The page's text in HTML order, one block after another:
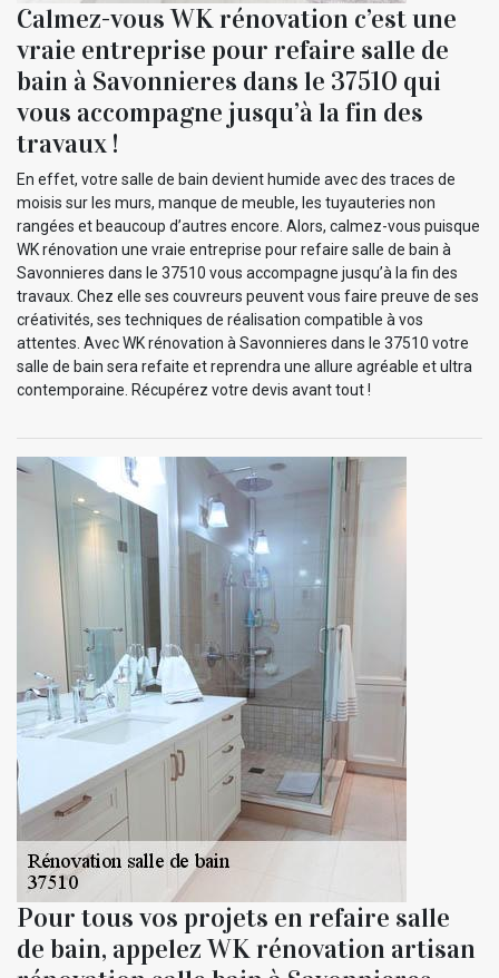
Calmez-vous WK rénovation c’est une
vraie entreprise pour refaire salle de
bain à Savonnieres dans le 37510 qui
vous accompagne jusqu’à la fin des
travaux !
En effet, votre salle de bain devient humide avec des traces de
moisis sur les murs, manque de meuble, les tuyauteries non
rangées et beaucoup d’autres encore. Alors, calmez-vous puisque
WK rénovation une vraie entreprise pour refaire salle de bain à
Savonnieres dans le 37510 vous accompagne jusqu’à la fin des
travaux. Chez elle ses couvreurs peuvent vous faire preuve de ses
créativités, ses techniques de réalisation compatible à vos
attentes. Avec WK rénovation à Savonnieres dans le 37510 votre
salle de bain sera refaite et reprendra une allure agréable et ultra
contemporaine. Récupérez votre devis avant tout !
Pour tous vos projets en refaire salle
de bain, appelez WK rénovation artisan